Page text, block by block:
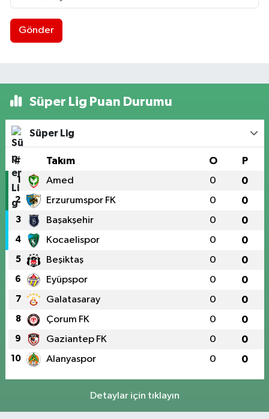
Gönder
Süper Lig Puan Durumu
Süper Lig
# Takım O P
1 Amed 0 0
2 Erzurumspor FK 0 0
3 Başakşehir 0 0
4 Kocaelispor 0 0
5 Beşiktaş 0 0
6 Eyüpspor 0 0
7 Galatasaray 0 0
8 Çorum FK 0 0
9 Gaziantep FK 0 0
10 Alanyaspor 0 0
Detaylar için tıklayın